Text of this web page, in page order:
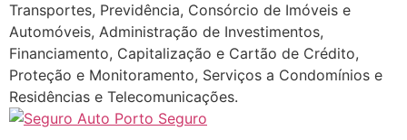
Transportes, Previdência, Consórcio de Imóveis e
Automóveis, Administração de Investimentos,
Financiamento, Capitalização e Cartão de Crédito,
Proteção e Monitoramento, Serviços a Condomínios e
Residências e Telecomunicações.